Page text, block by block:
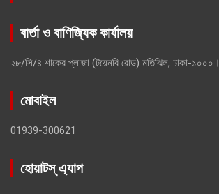
বার্তা ও বাণিজ্যিক কার্যালয়
২৮/সি/৪ শাকের প্লাজা (টয়েনবি রোড) মতিঝিল, ঢাকা-১০০০।
মোবাইল
01939-300621
হোয়াটস্ এ্যাপ